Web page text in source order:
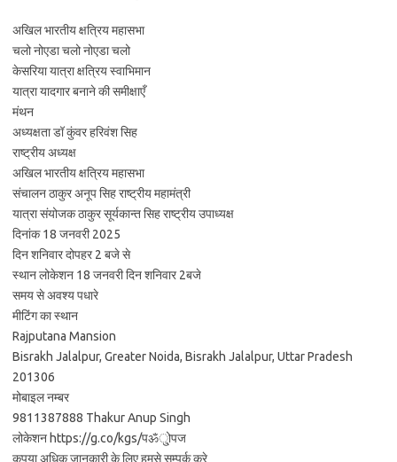
अखिल ‌भारतीय क्षत्रिय ‌महासभा‌
चलो नोएडा ‌चलो नोएडा चलो
केसरिया यात्रा क्षत्रिय स्वाभिमान
यात्रा यादगार बनाने की समीक्षाएँ
मंथन
अध्यक्षता डॉ कुंवर हरिवंश सिह
राष्ट्रीय अध्यक्ष
अखिल भारतीय क्षत्रिय महासभा
संचालन ‌ठाकुर अनूप सिह राष्ट्रीय महामंत्री
यात्रा संयोजक ठाकुर सूर्यकान्त सिह‌ राष्ट्रीय उपाध्यक्ष
दिनांक 18 जनवरी 2025
दिन शनिवार दोपहर 2 बजे से
स्थान लोकेशन 18 जनवरी दिन शनिवार ‌2बजे
समय से अवश्य पधारे
मीटिंग का ‌स्थान
Rajputana Mansion
Bisrakh Jalalpur, Greater Noida, Bisrakh Jalalpur, Uttar Pradesh
201306
मोबाइल नम्बर
9811387888 Thakur Anup Singh
लोकेशन https://g.co/kgs/पॐु्ोपज
कृपया अधिक जानकारी ‌के लिए हमसे सम्पर्क करे